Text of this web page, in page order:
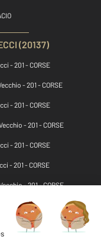
(20137)
- 201 - CORSE
- 201 - CORSE
- 201 - CORSE
- 201 - CORSE
- 201 - CORSE
- 201 - CORSE
- 201 - CORSE
- 201 - CORSE
- 201 - CORSE